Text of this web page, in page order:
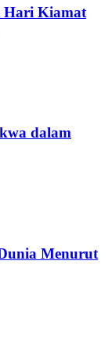
Hari Kiamat
dalam
Menurut